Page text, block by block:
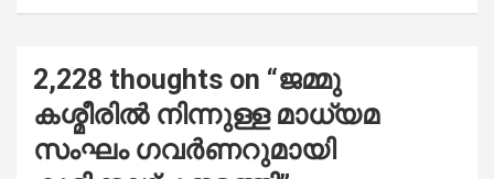
2,228 thoughts on “ജമ്മു
കശ്മീരില്‍ നിന്നുള്ള മാധ്യമ
സംഘം ഗവര്‍ണറുമായി